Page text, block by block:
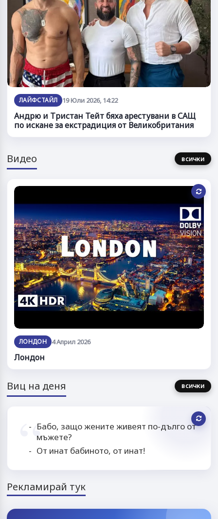
ЛАЙФСТАЙЛ 19 Юли 2026, 14:22
Андрю и Тристан Тейт бяха арестувани в САЩ
по искане за екстрадиция от Великобритания
Видео всички
ЛОНДОН 4 Април 2026
Лондон
Виц на деня всички
Бабо, защо жените живеят по-дълго от
мъжете?
От инат бабиното, от инат!
Рекламирай тук